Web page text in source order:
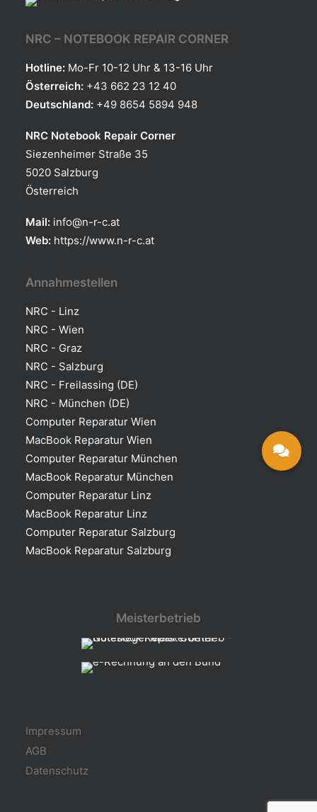
NRC – NOTEBOOK REPAIR CORNER
Hotline: Mo-Fr 10-12 Uhr & 13-16 Uhr
Österreich: +43 662 23 12 40
Deutschland: +49 8654 5894 948
NRC Notebook Repair Corner
Siezenheimer Straße 35
5020 Salzburg
Österreich
Mail: info@n-r-c.at
Web: https://www.n-r-c.at
Annahmestellen
NRC - Linz
NRC - Wien
NRC - Graz
NRC - Salzburg
NRC - Freilassing (DE)
NRC - München (DE)
Computer Reparatur Wien
MacBook Reparatur Wien
Computer Reparatur München
MacBook Reparatur München
Computer Reparatur Linz
MacBook Reparatur Linz
Computer Reparatur Salzburg
MacBook Reparatur Salzburg
Meisterbetrieb
Impressum
AGB
Datenschutz